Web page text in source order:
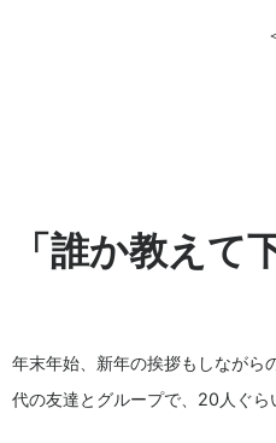
「誰か教えて
年末年始、新年の挨拶もしながら
代の友達とグループで、20人ぐら